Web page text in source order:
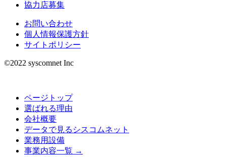
協力店募集
お問い合わせ
個人情報保護方針
サイトポリシー
©︎2022 syscomnet Inc
ページトップ
選ばれる理由
会社概要
データで見るシスコムネット
業務用設備
事業内容一覧 →